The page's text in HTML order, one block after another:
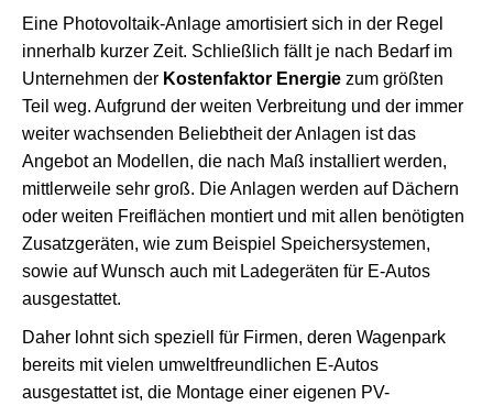
Eine Photovoltaik-Anlage amortisiert sich in der Regel
innerhalb kurzer Zeit. Schließlich fällt je nach Bedarf im
Unternehmen der Kostenfaktor Energie zum größten
Teil weg. Aufgrund der weiten Verbreitung und der immer
weiter wachsenden Beliebtheit der Anlagen ist das
Angebot an Modellen, die nach Maß installiert werden,
mittlerweile sehr groß. Die Anlagen werden auf Dächern
oder weiten Freiflächen montiert und mit allen benötigten
Zusatzgeräten, wie zum Beispiel Speichersystemen,
sowie auf Wunsch auch mit Ladegeräten für E-Autos
ausgestattet.
Daher lohnt sich speziell für Firmen, deren Wagenpark
bereits mit vielen umweltfreundlichen E-Autos
ausgestattet ist, die Montage einer eigenen PV-